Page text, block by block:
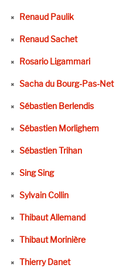
Renaud Paulik
Renaud Sachet
Rosario Ligammari
Sacha du Bourg-Pas-Net
Sébastien Berlendis
Sébastien Morlighem
Sébastien Trihan
Sing Sing
Sylvain Collin
Thibaut Allemand
Thibaut Morinière
Thierry Danet